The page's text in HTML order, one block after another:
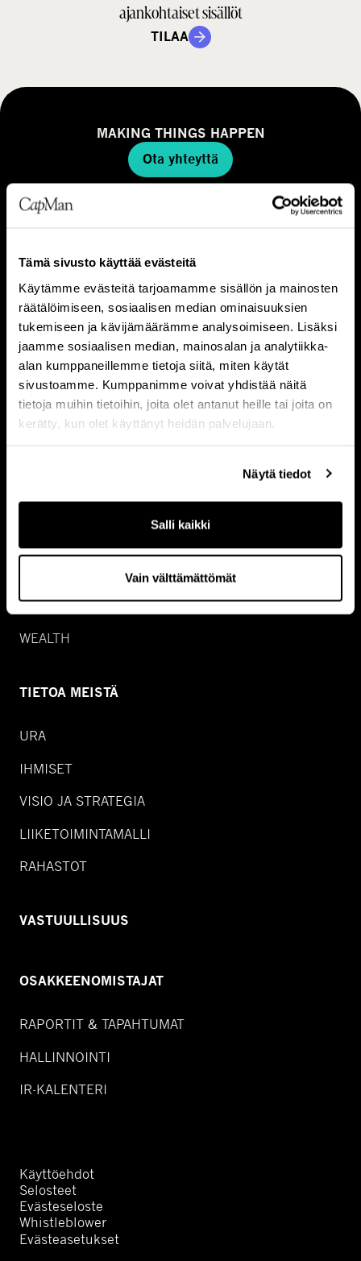
Tämä sivusto käyttää evästeitä
Käytämme evästeitä tarjoamamme sisällön ja mainosten
räätälöimiseen, sosiaalisen median ominaisuuksien
tukemiseen ja kävijämäärämme analysoimiseen. Lisäksi
jaamme sosiaalisen median, mainosalan ja analytiikka-
alan kumppaneillemme tietoja siitä, miten käytät
sivustoamme. Kumppanimme voivat yhdistää näitä
tietoja muihin tietoihin, joita olet antanut heille tai joita on
kerätty, kun olet käyttänyt heidän palvelujaan.
Näytä tiedot
Salli kaikki
Vain välttämättömät
ajankohtaiset sisällöt
TILAA
MAKING THINGS HAPPEN
Ota yhteyttä
SIJOITUSALUEET
NATURAL CAPITAL
SPECIAL SITUATIONS
REAL ASSET DEBT
WEALTH
TIETOA MEISTÄ
URA
IHMISET
VISIO JA STRATEGIA
LIIKETOIMINTAMALLI
RAHASTOT
VASTUULLISUUS
OSAKKEENOMISTAJAT
RAPORTIT & TAPAHTUMAT
HALLINNOINTI
IR-KALENTERI
Käyttöehdot
Selosteet
Evästeseloste
Whistleblower
Evästeasetukset